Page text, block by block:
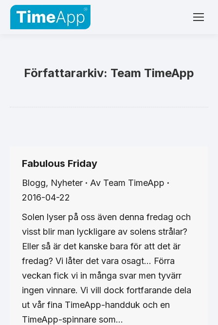
Författararkiv: Team TimeApp
Fabulous Friday
Blogg, Nyheter Av Team TimeApp
2016-04-22
Solen lyser på oss även denna fredag och
visst blir man lyckligare av solens strålar?
Eller så är det kanske bara för att det är
fredag? Vi låter det vara osagt… Förra
veckan fick vi in många svar men tyvärr
ingen vinnare. Vi vill dock fortfarande dela
ut vår fina TimeApp-handduk och en
TimeApp-spinnare som…